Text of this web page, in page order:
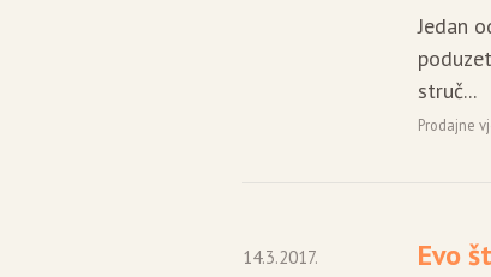
Jedan
struč...
Prodajne
14.3.2017. Evo